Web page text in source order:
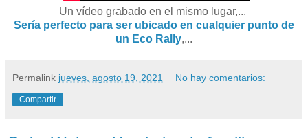
Un vídeo grabado en el mismo lugar,...
Sería perfecto para ser ubicado en cualquier punto de
un Eco Rally,...
Permalink jueves, agosto 19, 2021 No hay comentarios:
Compartir